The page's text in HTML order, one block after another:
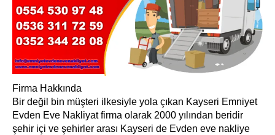
Firma Hakkında
Bir değil bin müşteri ilkesiyle yola çıkan Kayseri Emniyet
Evden Eve Nakliyat firma olarak 2000 yılından beridir
şehir içi ve şehirler arası Kayseri de Evden eve nakliye